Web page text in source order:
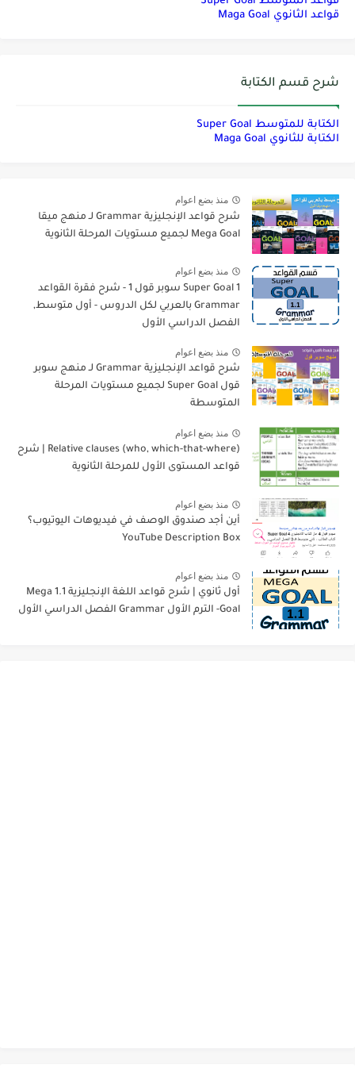
قواعد الثانوي Maga Goal
شرح قسم الكتابة
الكتابة للمتوسط Super Goal
الكتابة للثانوي Maga Goal
منذ بضع اعوام
شرح قواعد الإنجليزية Grammar لـ منهج ميقا
Mega Goal لجميع مستويات المرحلة الثانوية
منذ بضع اعوام
Super Goal 1 سوبر قول 1 - شرح فقرة القواعد
Grammar بالعربي لكل الدروس - أول متوسط,
الفصل الدراسي الأول
منذ بضع اعوام
شرح قواعد الإنجليزية Grammar لـ منهج سوبر
قول Super Goal لجميع مستويات المرحلة
المتوسطة
منذ بضع اعوام
Relative clauses (who, which-that-where) | شرح
قواعد المستوى الأول للمرحلة الثانوية
منذ بضع اعوام
أين أجد صندوق الوصف في فيديوهات اليوتيوب؟
YouTube Description Box
منذ بضع اعوام
أول ثانوي | شرح قواعد اللغة الإنجليزية 1.1 Mega
Goal- الترم الأول Grammar الفصل الدراسي الأول